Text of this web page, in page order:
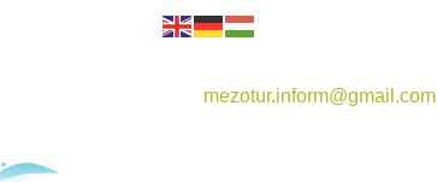
mezotur.inform@gmail.com